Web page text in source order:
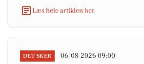
Læs hele artiklen her
DET SKER 06-08-2026 09:00